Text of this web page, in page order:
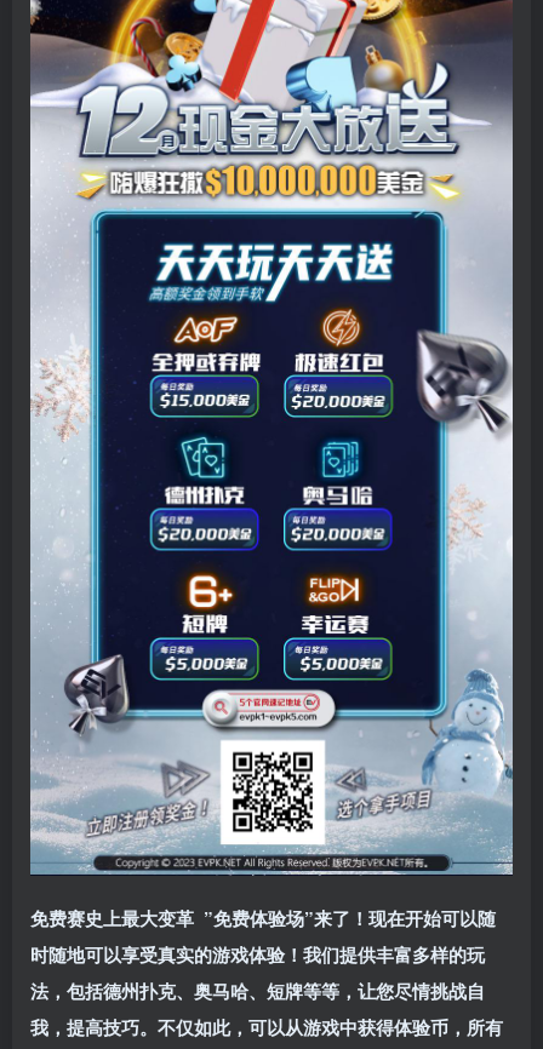
免费赛史上最大变革 ”免费体验场”来了！ 现在开始可以随
时随地可以享受真实的游戏体验！我们提供丰富多样的玩
法，包括德州扑克、奥马哈、短牌等等，让您尽情挑战自
我，提高技巧。不仅如此， 可以从游戏中获得体验币，所有